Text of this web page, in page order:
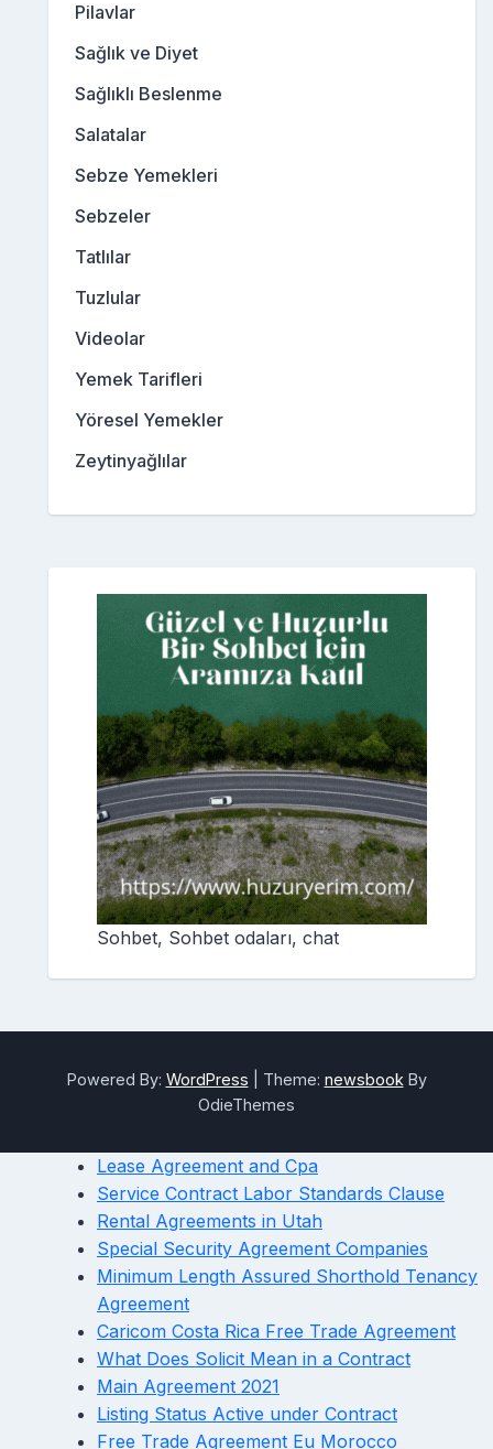
Pilavlar
Sağlık ve Diyet
Sağlıklı Beslenme
Salatalar
Sebze Yemekleri
Sebzeler
Tatlılar
Tuzlular
Videolar
Yemek Tarifleri
Yöresel Yemekler
Zeytinyağlılar
Sohbet, Sohbet odaları, chat
Powered By: WordPress Theme: newsbook By
OdieThemes
Lease Agreement and Cpa
Service Contract Labor Standards Clause
Rental Agreements in Utah
Special Security Agreement Companies
Minimum Length Assured Shorthold Tenancy
Agreement
Caricom Costa Rica Free Trade Agreement
What Does Solicit Mean in a Contract
Main Agreement 2021
Listing Status Active under Contract
Free Trade Agreement Eu Morocco